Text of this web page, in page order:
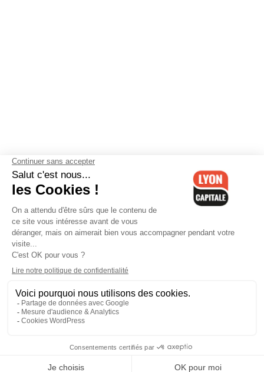
Contactez-nous-Mentions légales-CGV-Politique de
confidentialité-Gestion des cookies
Cedex 06